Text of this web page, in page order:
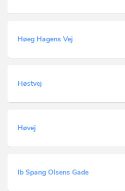
Høeg Hagens Vej
Høstvej
Høvej
Ib Spang Olsens Gade